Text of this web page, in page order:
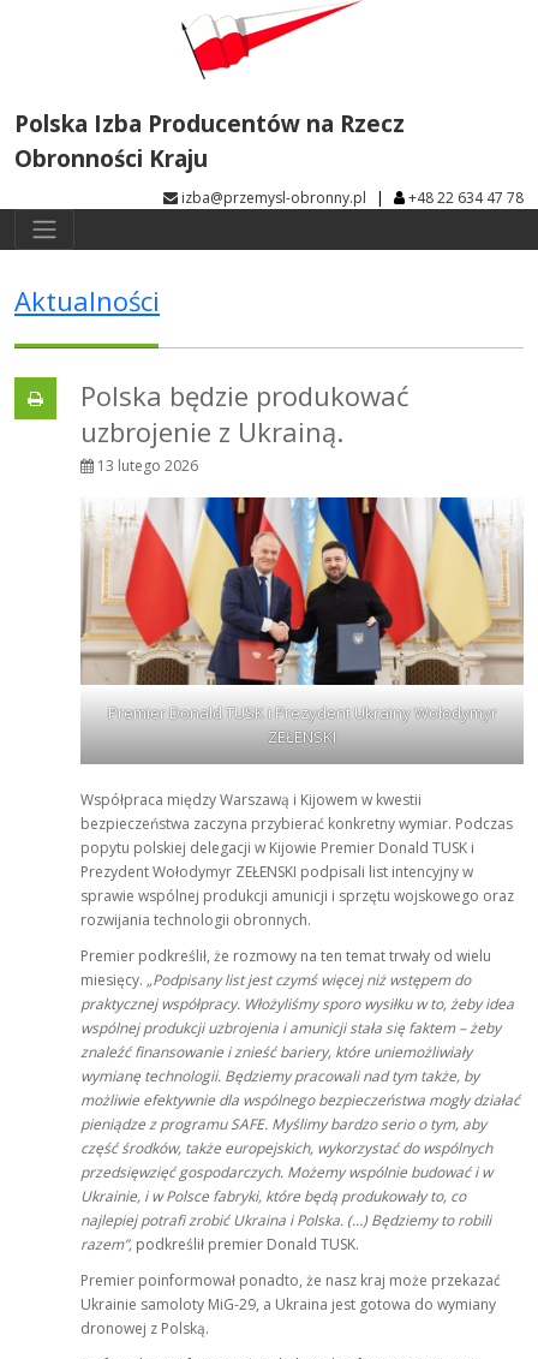
Polska Izba Producentów na Rzecz
Obronności Kraju
izba@przemysl-obronny.pl | +48 22 634 47 78
Aktualności
Polska będzie produkować
uzbrojenie z Ukrainą.
13 lutego 2026
Premier Donald TUSK i Prezydent Ukrainy Wołodymyr
ZEŁENSKI
Współpraca między Warszawą i Kijowem w kwestii
bezpieczeństwa zaczyna przybierać konkretny wymiar. Podczas
popytu polskiej delegacji w Kijowie Premier Donald TUSK i
Prezydent Wołodymyr ZEŁENSKI podpisali list intencyjny w
sprawie wspólnej produkcji amunicji i sprzętu wojskowego oraz
rozwijania technologii obronnych.
Premier podkreślił, że rozmowy na ten temat trwały od wielu
miesięcy. „Podpisany list jest czymś więcej niż wstępem do
praktycznej współpracy. Włożyliśmy sporo wysiłku w to, żeby idea
wspólnej produkcji uzbrojenia i amunicji stała się faktem – żeby
znaleźć finansowanie i znieść bariery, które uniemożliwiały
wymianę technologii. Będziemy pracowali nad tym także, by
możliwie efektywnie dla wspólnego bezpieczeństwa mogły działać
pieniądze z programu SAFE. Myślimy bardzo serio o tym, aby
część środków, także europejskich, wykorzystać do wspólnych
przedsięwzięć gospodarczych. Możemy wspólnie budować i w
Ukrainie, i w Polsce fabryki, które będą produkowały to, co
najlepiej potrafi zrobić Ukraina i Polska. (…) Będziemy to robili
razem”, podkreślił premier Donald TUSK.
Premier poinformował ponadto, że nasz kraj może przekazać
Ukrainie samoloty MiG-29, a Ukraina jest gotowa do wymiany
dronowej z Polską.